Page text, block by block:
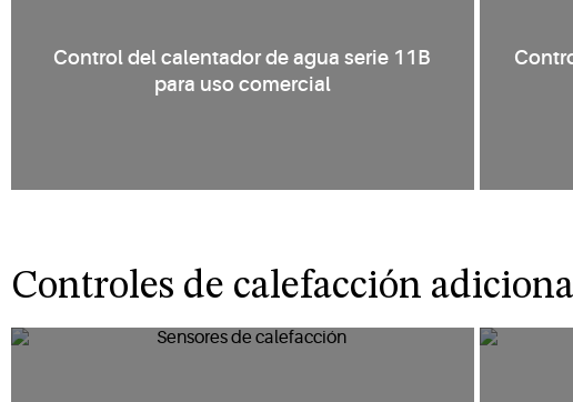
Control del calentador de agua serie 11B
para uso comercial
Controles de calefacción